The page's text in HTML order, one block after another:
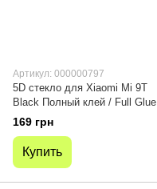
Артикул: 000000797
5D стекло для Xiaomi Mi 9T
Black Полный клей / Full Glue
169 грн
Купить